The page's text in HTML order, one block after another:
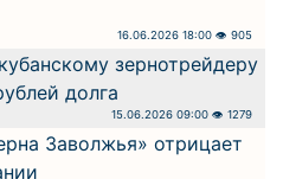
16.06.2026 18:00 👁 905
зернотрейдеру
долга
15.06.2026 09:00 👁 1279
Заволжья» отрицает